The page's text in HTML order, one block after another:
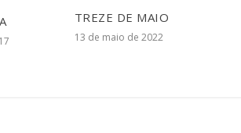
TREZE DE MAIO
13 de maio de 2022